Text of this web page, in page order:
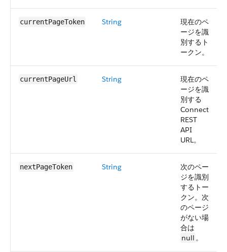
currentPageToken String
現在のペ
ージを識
別するト
ークン。
currentPageUrl String
現在のペ
ージを識
別する
Connect
REST
API
URL。
nextPageToken String
次のペー
ジを識別
するトー
クン。次
のページ
がない場
合は
null 。